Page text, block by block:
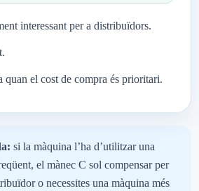
interessant per a distribuïdors.
quan el cost de compra és prioritari.
si la màquina l’ha d’utilitzar una
el mànec C sol compensar per
o necessites una màquina més